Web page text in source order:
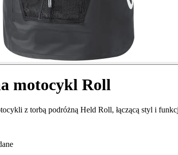
motocykl Roll
z torbą podróżną Held Roll, łączącą styl i